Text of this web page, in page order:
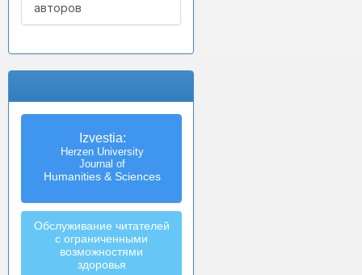
авторов
Izvestia:
Herzen University
Journal of
Humanities & Sciences
Обслуживание читателей
с ограниченными
возможностями
здоровья